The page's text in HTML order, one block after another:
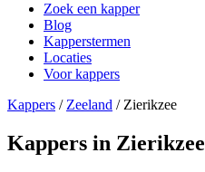
Zoek een kapper
Blog
Kapperstermen
Locaties
Voor kappers
Kappers / Zeeland / Zierikzee
Kappers in Zierikzee